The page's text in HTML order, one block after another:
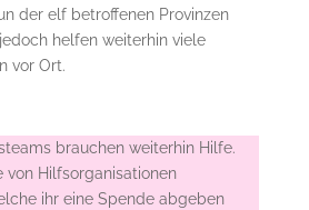
der elf betroffenen Provinzen
helfen weiterhin viele
vor Ort.
brauchen weiterhin Hilfe.
von Hilfsorganisationen
ihr eine Spende abgeben